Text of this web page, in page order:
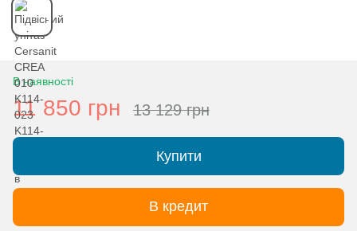
В наявності
11 850 грн 13 129 грн
Купити
В кредит